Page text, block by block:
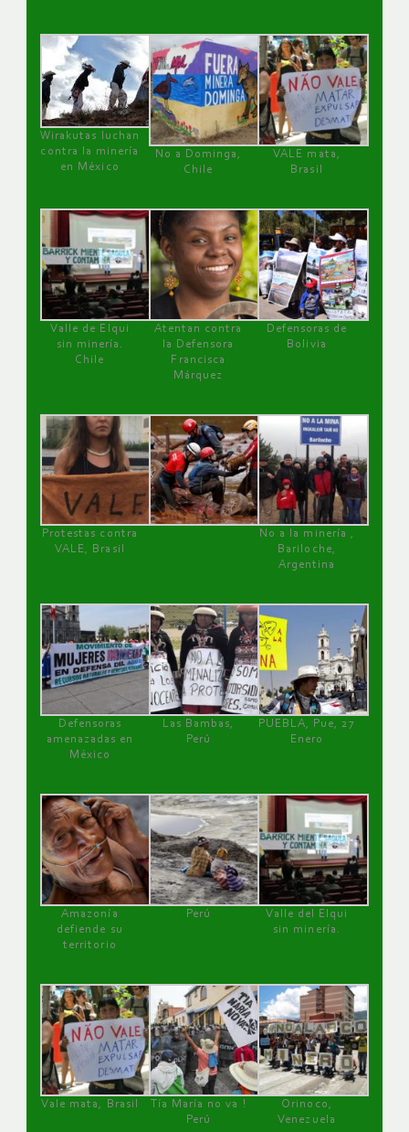
Wirakutas luchan
contra la minería
en México
No a Dominga,
Chile
VALE mata,
Brasil
Valle de Elqui
sin minería.
Chile
Atentan contra
la Defensora
Francisca
Márquez
Defensoras de
Bolivia
Protestas contra
VALE, Brasil
No a la minería ,
Bariloche,
Argentina
Defensoras
amenazadas en
México
Las Bambas,
Perú
PUEBLA, Pue, 27
Enero
Amazonía
defiende su
territorio
Perú
Valle del Elqui
sin minería.
Vale mata, Brasil
Tía María no va !
Perú
Orinoco,
Venezuela